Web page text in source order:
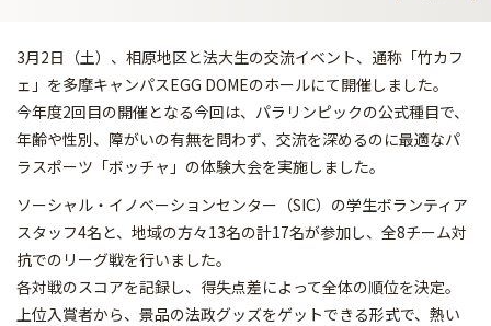
3月2日（土）、相原地区と法大生の交流イベント、通称「竹カフ
ェ」を多摩キャンパスEGG DOMEのホールにて開催しました。
今年度2回目の開催となる今回は、パラリンピックの公式種目で、
年齢や性別、障がいの有無を問わず、交流を深めるのに最適なパ
ラスポーツ「ボッチャ」の体験大会を実施しました。
ソーシャル・イノベーションセンター（SIC）の学生ボランティア
スタッフ4名と、地域の方々13名の計17名が参加し、全8チーム対
抗でのリーグ戦を行いました。
各対戦のスコアを記録し、得失点差によって全体の順位を決定。
上位入賞者から、景品の法政グッズをゲットできる形式で、熱い